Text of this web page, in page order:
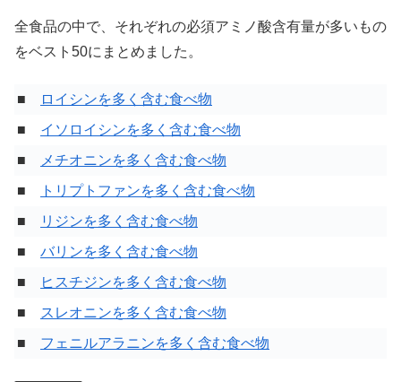
全食品の中で、それぞれの必須アミノ酸含有量が多いもの
をベスト50にまとめました。
■
ロイシンを多く含む食べ物
■ イソロイシンを多く含む食べ物
■
メチオニンを多く含む食べ物
■
トリプトファンを多く含む食べ物
■
リジンを多く含む食べ物
■ バリンを多く含む食べ物
■
ヒスチジンを多く含む食べ物
■
スレオニンを多く含む食べ物
■ フェニルアラニンを多く含む食べ物